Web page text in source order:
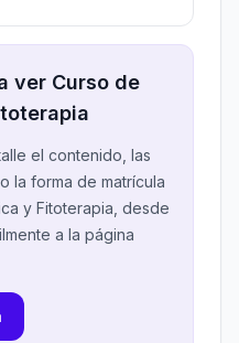
ver Curso de
el contenido, las
la forma de matrícula
y Fitoterapia, desde
a la página